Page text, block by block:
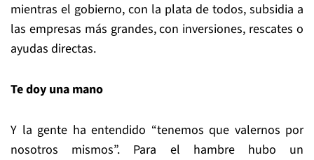
mientras el gobierno, con la plata de todos, subsidia a
las empresas más grandes, con inversiones, rescates o
ayudas directas.
Te doy una mano
Y la gente ha entendido “tenemos que valernos por
nosotros mismos”. Para el hambre hubo un